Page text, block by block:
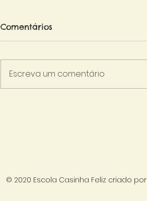
Comentários
Escreva um comentário
© 2020 Escola Casinha Feliz criado por